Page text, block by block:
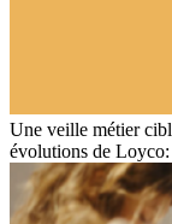
Une veille métier
évolutions de